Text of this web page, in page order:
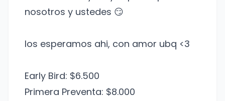
nosotros y ustedes 😏
los esperamos ahi, con amor ubq <3
Early Bird: $6.500
Primera Preventa: $8.000